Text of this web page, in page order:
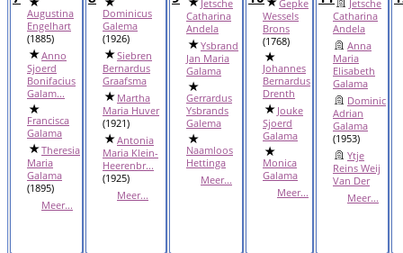
Augustina
Engelhart
(1885)
Anno
Sjoerd
Bonifacius
Galam...
Francisca
Galama
Theresia
Maria
Galama
(1895)
Meer...
Dominicus
Galema
(1926)
Siebren
Bernardus
Graafsma
Martha
Maria Huver
(1921)
Antonia
Maria Klein-
Heerenbr...
(1925)
Meer...
Jetsche
Catharina
Andela
Ysbrand
Jan Maria
Galama
Gerrardus
Ysbrands
Galema
Naamloos
Hettinga
Meer...
Gepke
Wessels
Brons
(1768)
Johannes
Bernardus
Drenth
Jouke
Sjoerd
Galama
Monica
Galama
Meer...
Jetsche
Catharina
Andela
Anna
Maria
Elisabeth
Galama
Dominic
Adrian
Galama
(1953)
Ytje
Reins Weij
Van Der
Meer...